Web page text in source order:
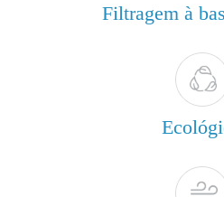
Filtragem à